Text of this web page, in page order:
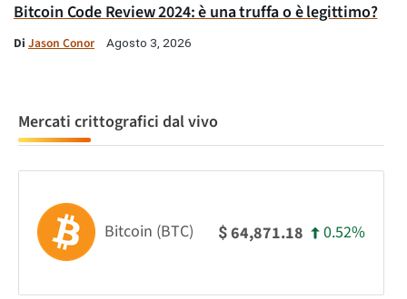
Bitcoin Code Review 2024: è una truffa o è legittimo?
Di Jason Conor Agosto 3, 2026
Mercati crittografici dal vivo
Bitcoin (BTC) $64,871.18 0.52%